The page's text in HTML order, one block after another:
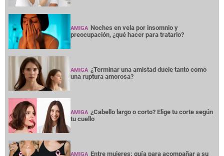
AMIGA Noches en vela por insomnio y
preocupación, ¿qué hacer para tratarlo?
AMIGA ¿Terminar una amistad duele tanto como
una ruptura amorosa?
AMIGA ¿Cabello largo o corto? Elige tu corte según
tu cuello
AMIGA Entre mujeres: guía para acompañar a su